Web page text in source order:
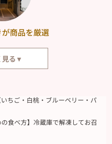
商品を厳選
見る▼
ちご・白桃・ブルーベリー・パ
食べ方】冷蔵庫で解凍してお召